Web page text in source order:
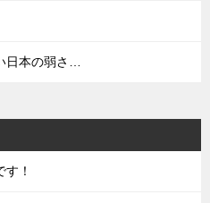
日本の弱さ…
！